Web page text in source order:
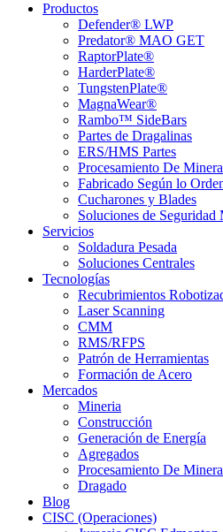
Productos
Defender® LWP
Predator® MAO GET
RaptorPlate®
HarderPlate®
TungstenPlate®
MagnaWear®
Rambo™ SideBars
Partes de Dragalinas
ERS/HMS Partes
Procesamiento De
Fabricado Según lo
Cucharones y Blades
Soluciones de Seguridad
Servicios
Soldadura Pesada
Soluciones Centrales
Tecnologías
Recubrimientos
Laser Scanning
CMM
RMS/RFPS
Patrón de Herramientas
Formación de Acero
Mercados
Mineria
Construcción
Generación de Energía
Agregados
Procesamiento De
Dragado
Blog
CISC (Operaciones)